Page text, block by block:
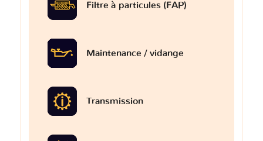
Filtre à particules (FAP)
Maintenance / vidange
Transmission